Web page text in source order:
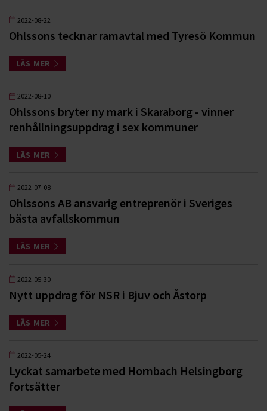
2022-08-22
Ohlssons tecknar ramavtal med Tyresö Kommun
LÄS MER
2022-08-10
Ohlssons bryter ny mark i Skaraborg - vinner
renhållningsuppdrag i sex kommuner
LÄS MER
2022-07-08
Ohlssons AB ansvarig entreprenör i Sveriges
bästa avfallskommun
LÄS MER
2022-05-30
Nytt uppdrag för NSR i Bjuv och Åstorp
LÄS MER
2022-05-24
Lyckat samarbete med Hornbach Helsingborg
fortsätter